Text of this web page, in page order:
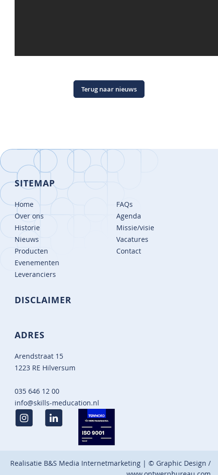
Terug naar nieuws
SITEMAP
Home
Over ons
Historie
Nieuws
Producten
Evenementen
Leveranciers
FAQs
Agenda
Missie/visie
Vacatures
Contact
DISCLAIMER
ADRES
Arendstraat 15
1223 RE Hilversum
035 646 12 00
info@skills-meducation.nl
Realisatie B&S Media Internetmarketing | © Graphic Design /